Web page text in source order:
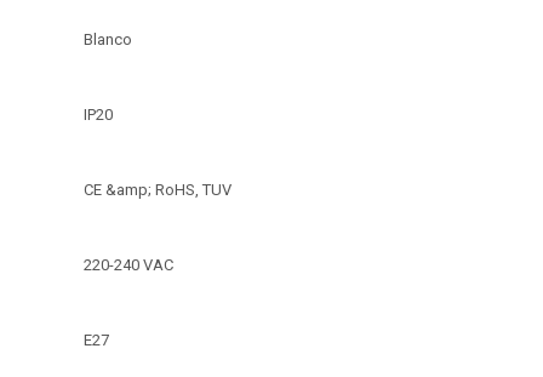
Blanco
IP20
CE &amp; RoHS, TUV
220-240 VAC
E27